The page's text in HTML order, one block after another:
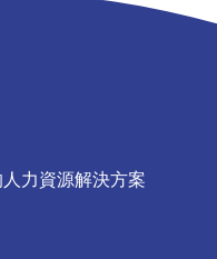
力資源解決方案